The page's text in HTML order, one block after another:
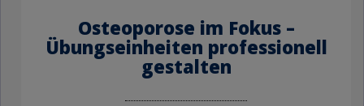
Osteoporose im Fokus –
Übungseinheiten professionell
gestalten